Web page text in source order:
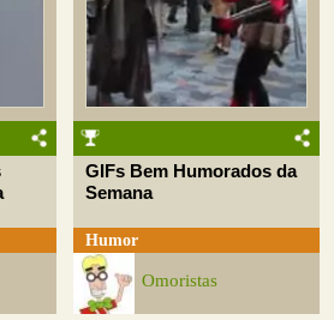
GIFs Bem Humorados da
Semana
Humor
Omoristas